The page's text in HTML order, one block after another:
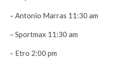
– Antonio Marras 11:30 am
– Sportmax 11:30 am
– Etro 2:00 pm